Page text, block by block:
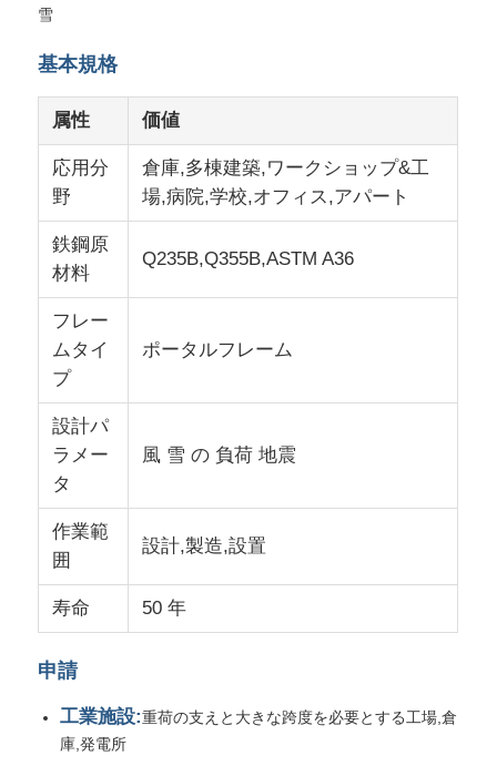
家
製品
VRショー
私たちについて
工場 ツアー
品質管理
連絡 ください
ニュース
ケース
雪
基本規格
属性 価値
応用分
野
倉庫,多棟建築,ワークショップ&工
場,病院,学校,オフィス,アパート
鉄鋼原
材料
Q235B,Q355B,ASTM A36
フレー
ムタイ
プ
ポータルフレーム
設計パ
ラメー
タ
風 雪 の 負荷 地震
作業範
囲
設計,製造,設置
寿命 50 年
申請
工業施設:重荷の支えと大きな跨度を必要とする工場,倉
庫,発電所